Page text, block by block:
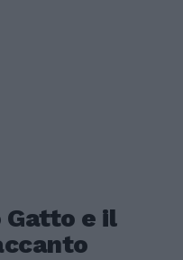
e il